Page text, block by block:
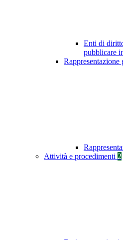
Enti di
pubblicare
Rappresentazione
Attività e procedimenti 2